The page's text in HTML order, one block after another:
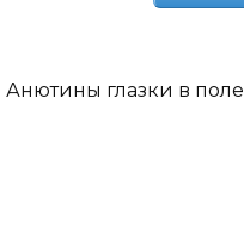
Анютины глазки в поле